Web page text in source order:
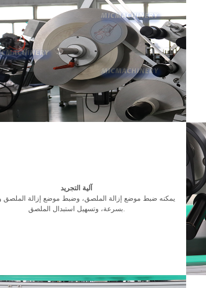
آلية التجريد
يمكنه ضبط موضع إزالة الملصق، وضبط موضع إزالة الملصق